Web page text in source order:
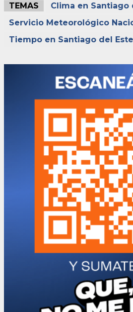
TEMAS
Clima en Santiago
Servicio Meteorológico
Tiempo en Santiago del